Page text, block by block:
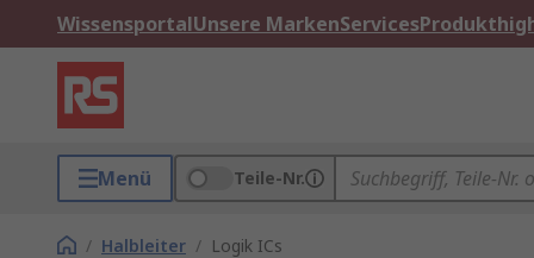
WissensportalUnsere MarkenServices
Menü Teile-Nr.
/ Halbleiter / Logik ICs